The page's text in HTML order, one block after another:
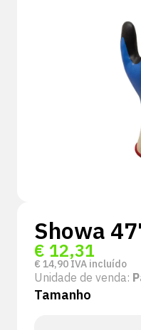
Showa
€ 12,31
€ 14,90 IVA incluído
Unidade de venda:
Tamanho